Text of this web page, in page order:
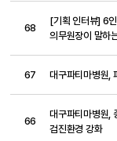
68
[기획 인터뷰] 6
의무원장이 말하
67 대구파티마병원,
66
대구파티마병원,
검진환경 강화